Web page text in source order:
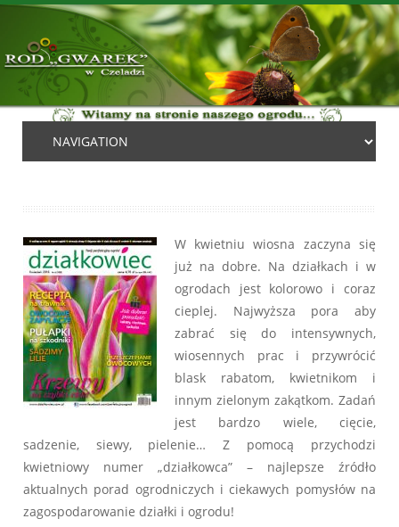
W kwietniu wiosna zaczyna się
już na dobre. Na działkach i w
ogrodach jest kolorowo i coraz
cieplej. Najwyższa pora aby
zabrać się do intensywnych,
wiosennych prac i przywrócić
blask rabatom, kwietnikom i
innym zielonym zakątkom. Zadań
jest bardzo wiele, cięcie,
sadzenie, siewy, pielenie… Z pomocą przychodzi
kwietniowy numer „działkowca” – najlepsze źródło
aktualnych porad ogrodniczych i ciekawych pomysłów na
zagospodarowanie działki i ogrodu!